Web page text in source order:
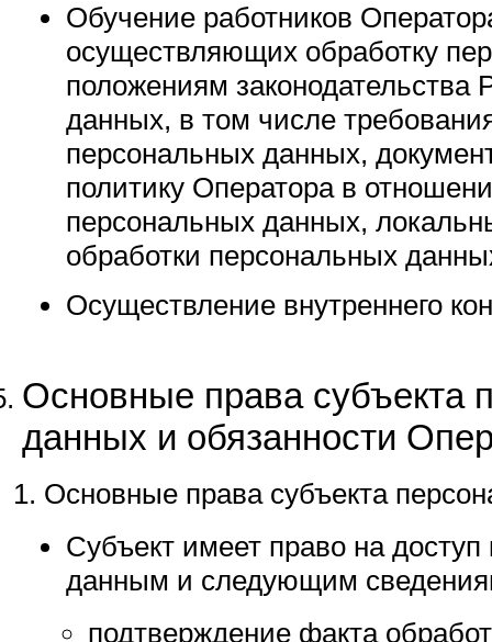
Обучение работников
осуществляющих обработку
положениям
данных, в том числе
персональных данных,
политику Оператора в
персональных данных,
обработки персональных
Осуществление внутреннего
Основные права субъекта
данных и обязанности
Основные права субъекта
Субъект имеет право на
данным и следующим
подтверждение факта